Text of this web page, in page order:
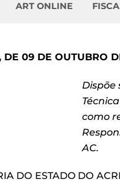
ART ONLINE
DE 09 DE OUTUBRO
Dispõe
T
como
AC.
DO ESTADO DO